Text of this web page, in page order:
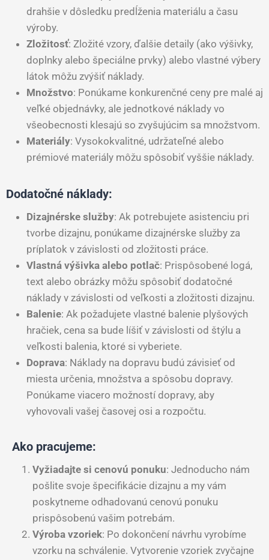
drahšie v dôsledku predĺženia materiálu a času
výroby.
Zložitosť: Zložité vzory, ďalšie detaily (ako výšivky,
doplnky alebo špeciálne prvky) alebo vlastné výbery
látok môžu zvýšiť náklady.
Množstvo: Ponúkame konkurenčné ceny pre malé aj
veľké objednávky, ale jednotkové náklady vo
všeobecnosti klesajú so zvyšujúcim sa množstvom.
Materiály: Vysokokvalitné, udržateľné alebo
prémiové materiály môžu spôsobiť vyššie náklady.
Dodatočné náklady:
Dizajnérske služby: Ak potrebujete asistenciu pri
tvorbe dizajnu, ponúkame dizajnérske služby za
príplatok v závislosti od zložitosti práce.
Vlastná výšivka alebo potlač: Prispôsobené logá,
text alebo obrázky môžu spôsobiť dodatočné
náklady v závislosti od veľkosti a zložitosti dizajnu.
Balenie: Ak požadujete vlastné balenie plyšových
hračiek, cena sa bude líšiť v závislosti od štýlu a
veľkosti balenia, ktoré si vyberiete.
Doprava: Náklady na dopravu budú závisieť od
miesta určenia, množstva a spôsobu dopravy.
Ponúkame viacero možností dopravy, aby
vyhovovali vašej časovej osi a rozpočtu.
Ako pracujeme:
Vyžiadajte si cenovú ponuku: Jednoducho nám
pošlite svoje špecifikácie dizajnu a my vám
poskytneme odhadovanú cenovú ponuku
prispôsobenú vašim potrebám.
Výroba vzoriek: Po dokončení návrhu vyrobíme
vzorku na schválenie. Vytvorenie vzoriek zvyčajne